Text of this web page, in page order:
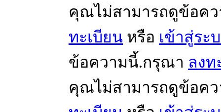
คุณไม่สามารถดูข้อค
ทะเบียน หรือ เข้าสู่ระ
ข้อความนี้.กรุณา ลงท
คุณไม่สามารถดูข้อค